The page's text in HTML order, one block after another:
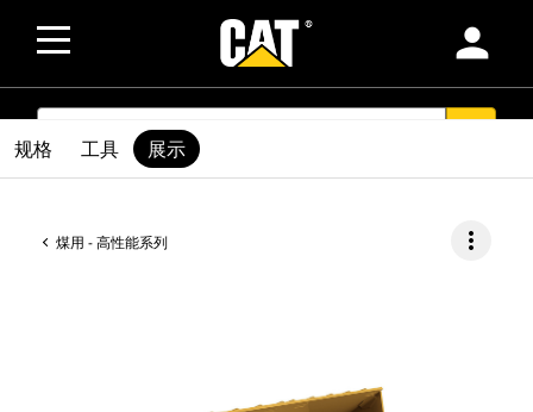
person
SEARCH
煤用 - 高性能系列 more_vert
规格 工具 展示